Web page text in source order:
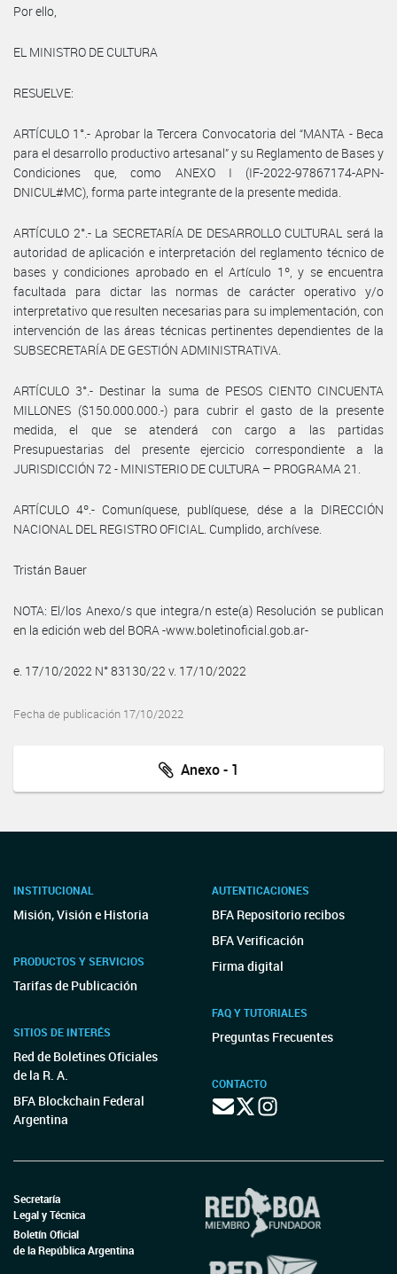
Por ello,
EL MINISTRO DE CULTURA
RESUELVE:
ARTÍCULO 1°.- Aprobar la Tercera Convocatoria del “MANTA - Beca
para el desarrollo productivo artesanal” y su Reglamento de Bases y
Condiciones que, como ANEXO I (IF-2022-97867174-APN-
DNICUL#MC), forma parte integrante de la presente medida.
ARTÍCULO 2°.- La SECRETARÍA DE DESARROLLO CULTURAL será la
autoridad de aplicación e interpretación del reglamento técnico de
bases y condiciones aprobado en el Artículo 1º, y se encuentra
facultada para dictar las normas de carácter operativo y/o
interpretativo que resulten necesarias para su implementación, con
intervención de las áreas técnicas pertinentes dependientes de la
SUBSECRETARÍA DE GESTIÓN ADMINISTRATIVA.
ARTÍCULO 3°.- Destinar la suma de PESOS CIENTO CINCUENTA
MILLONES ($150.000.000.-) para cubrir el gasto de la presente
medida, el que se atenderá con cargo a las partidas
Presupuestarias del presente ejercicio correspondiente a la
JURISDICCIÓN 72 - MINISTERIO DE CULTURA – PROGRAMA 21.
ARTÍCULO 4º.- Comuníquese, publíquese, dése a la DIRECCIÓN
NACIONAL DEL REGISTRO OFICIAL. Cumplido, archívese.
Tristán Bauer
NOTA: El/los Anexo/s que integra/n este(a) Resolución se publican
en la edición web del BORA -www.boletinoficial.gob.ar-
e. 17/10/2022 N° 83130/22 v. 17/10/2022
Fecha de publicación 17/10/2022
Anexo - 1
INSTITUCIONAL
Misión, Visión e Historia
PRODUCTOS Y SERVICIOS
Tarifas de Publicación
SITIOS DE INTERÉS
Red de Boletines Oficiales
de la R. A.
BFA Blockchain Federal
Argentina
AUTENTICACIONES
BFA Repositorio recibos
BFA Verificación
Firma digital
FAQ Y TUTORIALES
Preguntas Frecuentes
CONTACTO
Secretaría
Legal y Técnica
Boletín Oficial
de la República Argentina